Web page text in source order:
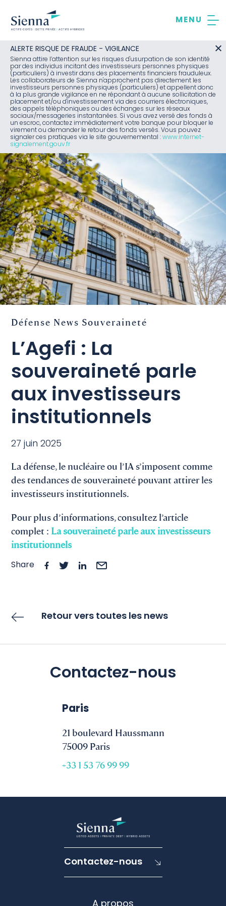
contenu
ALERTE RISQUE DE FRAUDE - VIGILANCE
Sienna attire l’attention sur les risques d'usurpation de son identité
par des individus incitant des investisseurs personnes physiques
(particuliers) à investir dans des placements financiers frauduleux.
Les collaborateurs de Sienna n'approchent pas directement les
investisseurs personnes physiques (particuliers) et appellent donc
à la plus grande vigilance en ne répondant à aucune sollicitation de
placement et/ou d'investissement via des courriers électroniques,
des appels téléphoniques ou des échanges sur les réseaux
sociaux/messageries instantanées. Si vous avez versé des fonds à
un escroc, contactez immédiatement votre banque pour bloquer le
virement ou demander le retour des fonds versés. Vous pouvez
signaler ces pratiques via le site gouvernemental : www.internet-
signalement.gouv.fr
Défense News Souveraineté
L’Agefi : La
souveraineté parle
aux investisseurs
institutionnels
27 juin 2025
La défense, le nucléaire ou l’IA s’imposent comme
des tendances de souveraineté pouvant attirer les
investisseurs institutionnels.
Pour plus d’informations, consultez l’article
complet : La souveraineté parle aux investisseurs
institutionnels
Share
Retour vers toutes les news
Contactez-nous
Paris
21 boulevard Haussmann
75009 Paris
+33 1 53 76 99 99
Contactez-nous